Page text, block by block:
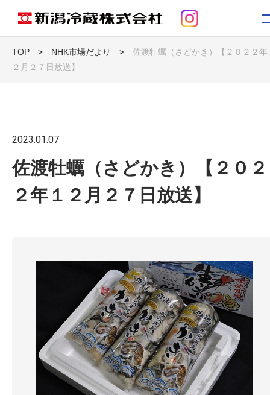
事業紹介
お問い合わせ
TOP > NHK市場だより >
佐渡牡蠣（さどかき）【２０２２年
２月２７日放送】
2023.01.07
佐渡牡蠣（さどかき）【２０２
２年１２月２７日放送】